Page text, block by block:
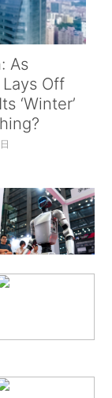
As
Off
‘Winter’